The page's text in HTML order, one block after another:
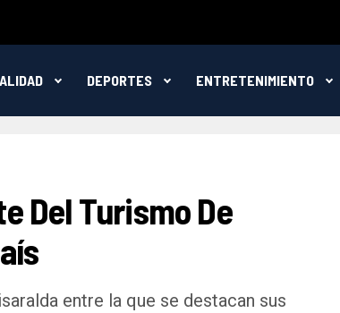
DEPORTES ENTRETENIMIENTO
Del Turismo De
entre la que se destacan sus